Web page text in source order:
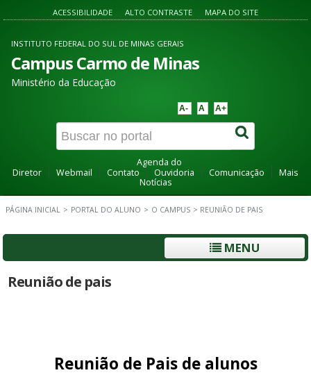
ACESSIBILIDADE ALTO CONTRASTE MAPA DO SITE
INSTITUTO FEDERAL DO SUL DE MINAS GERAIS
Campus Carmo de Minas
Ministério da Educação
A- A A+
Agenda do
Diretor
Webmail Contato Ouvidoria Comunicação
Mais
Notícias
PÁGINA INICIAL > PORTAL DO ALUNO > O CAMPUS > REUNIÃO DE PAIS
MENU
Reunião de pais
Reunião de Pais de alunos